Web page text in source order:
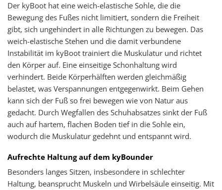
Der kyBoot hat eine weich-elastische Sohle, die die
Bewegung des Fußes nicht limitiert, sondern die Freiheit
gibt, sich ungehindert in alle Richtungen zu bewegen. Das
weich-elastische Stehen und die damit verbundene
Instabilität im kyBoot trainiert die Muskulatur und richtet
den Körper auf. Eine einseitige Schonhaltung wird
verhindert. Beide Körperhälften werden gleichmäßig
belastet, was Verspannungen entgegenwirkt. Beim Gehen
kann sich der Fuß so frei bewegen wie von Natur aus
gedacht. Durch Wegfallen des Schuhabsatzes sinkt der Fuß
auch auf hartem, flachen Boden tief in die Sohle ein,
wodurch die Muskulatur gedehnt und entspannt wird.
Aufrechte Haltung auf dem kyBounder
Besonders langes Sitzen, insbesondere in schlechter
Haltung, beansprucht Muskeln und Wirbelsäule einseitig. Mit